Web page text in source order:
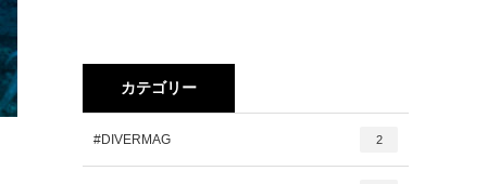
カテゴリー
#DIVERMAG 2